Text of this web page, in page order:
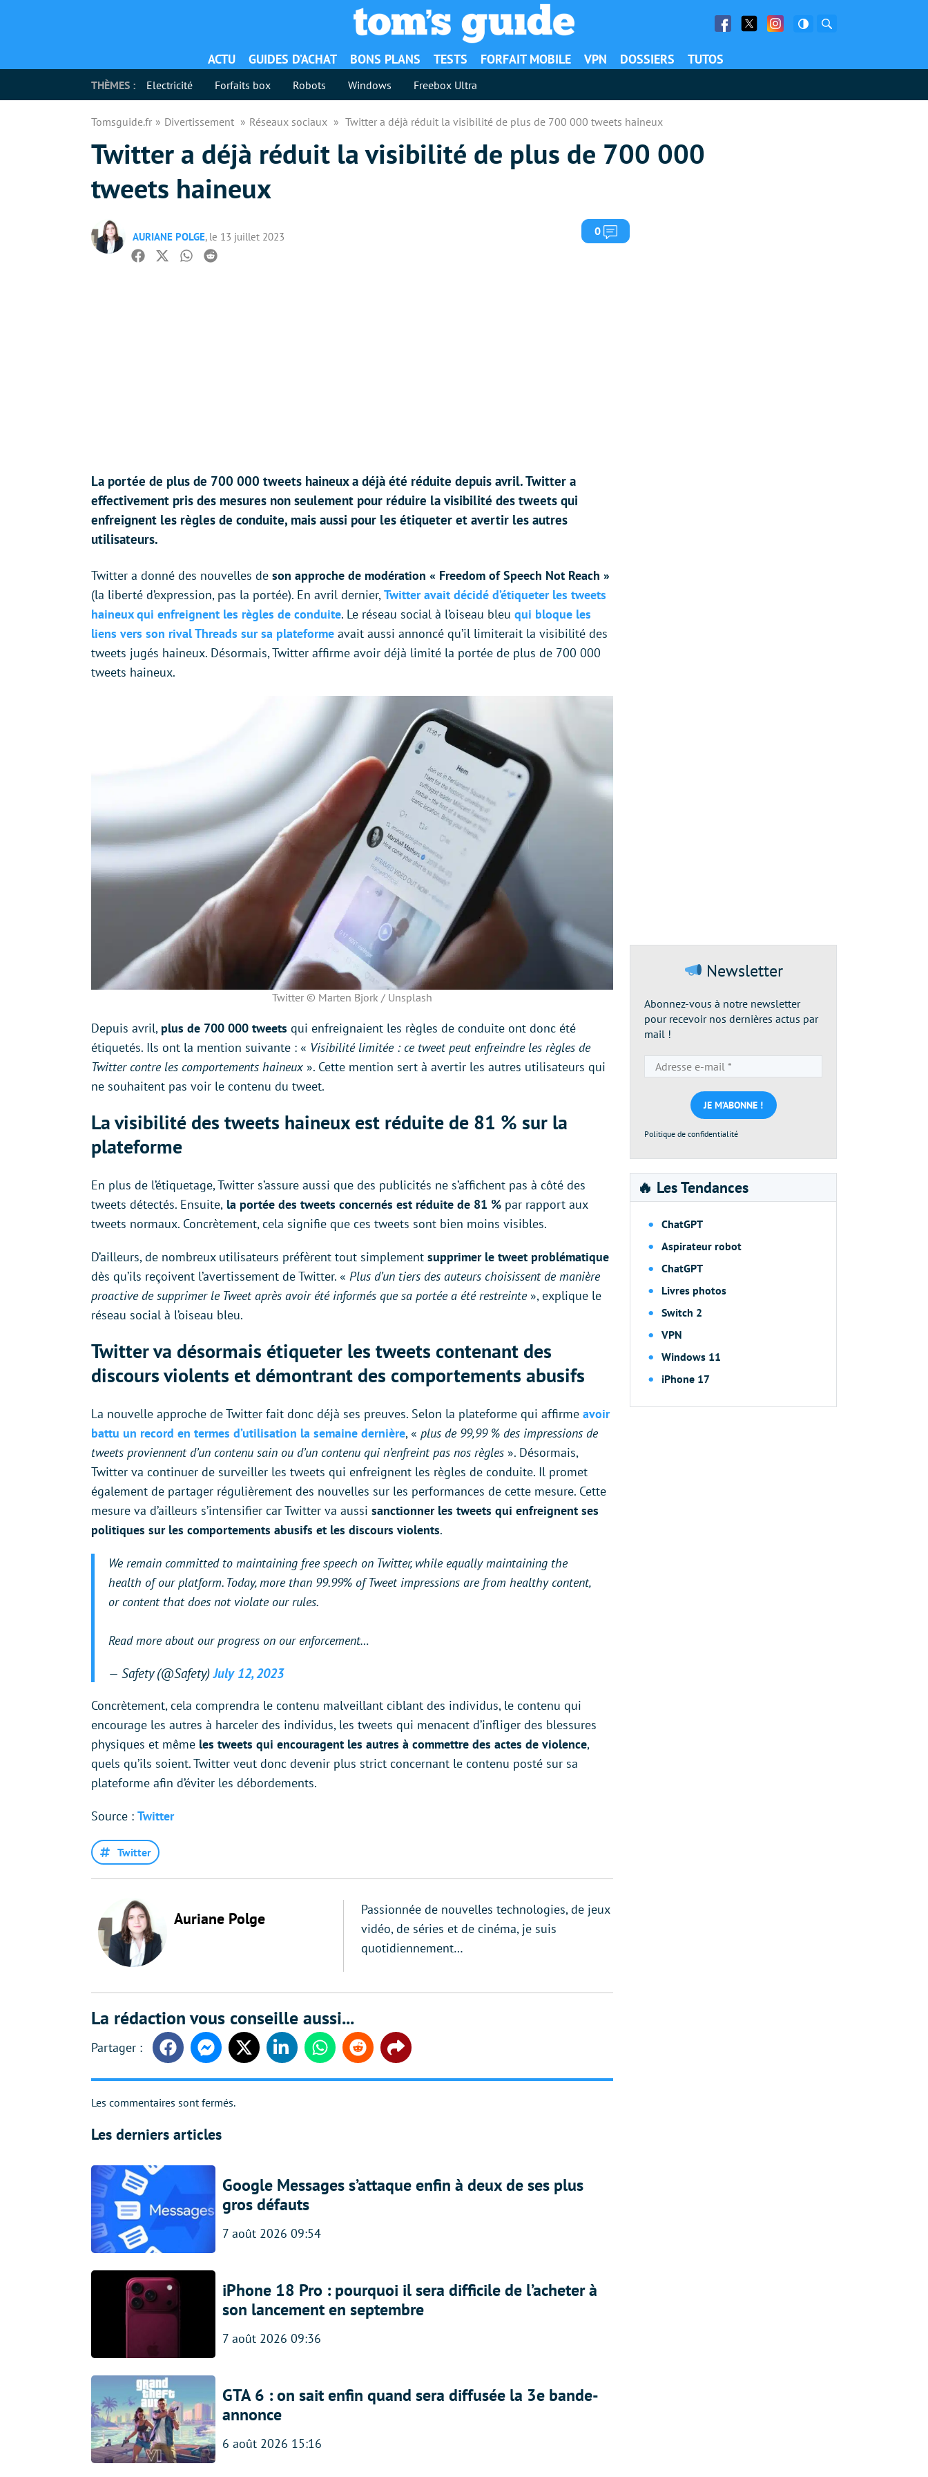
Facebook
Twitter Facebook
ACTU GUIDES D’ACHAT BONS PLANS TESTS FORFAIT MOBILE VPN DOSSIERS TUTOS
THÈMES : Electricité Forfaits box Robots Windows Freebox Ultra
Tomsguide.fr Divertissement Réseaux sociaux Twitter a déjà réduit la visibilité de plus de 700 000 tweets haineux
Twitter a déjà réduit la visibilité de plus de 700 000
tweets haineux
AURIANE POLGE, le 13 juillet 2023 0 Commentaires
Facebook
TwitterWhatsapp
Reddit
La portée de plus de 700 000 tweets haineux a déjà été réduite depuis avril. Twitter a
effectivement pris des mesures non seulement pour réduire la visibilité des tweets qui
enfreignent les règles de conduite, mais aussi pour les étiqueter et avertir les autres
utilisateurs.
Twitter a donné des nouvelles de son approche de modération « Freedom of Speech Not Reach »
(la liberté d’expression, pas la portée). En avril dernier,Twitter avait décidé d’étiqueter les tweets
haineux qui enfreignent les règles de conduite. Le réseau social à l’oiseau bleu qui bloque les
liens vers son rival Threads sur sa plateforme avait aussi annoncé qu’il limiterait la visibilité des
tweets jugés haineux. Désormais, Twitter affirme avoir déjà limité la portée de plus de 700 000
tweets haineux.
Twitter © Marten Bjork / Unsplash
Depuis avril, plus de 700 000 tweets qui enfreignaient les règles de conduite ont donc été
étiquetés. Ils ont la mention suivante : « Visibilité limitée : ce tweet peut enfreindre les règles de
Twitter contre les comportements haineux ». Cette mention sert à avertir les autres utilisateurs qui
ne souhaitent pas voir le contenu du tweet.
La visibilité des tweets haineux est réduite de 81 % sur la
plateforme
En plus de l’étiquetage, Twitter s’assure aussi que des publicités ne s’affichent pas à côté des
tweets détectés. Ensuite, la portée des tweets concernés est réduite de 81 % par rapport aux
tweets normaux. Concrètement, cela signifie que ces tweets sont bien moins visibles.
D’ailleurs, de nombreux utilisateurs préfèrent tout simplement supprimer le tweet problématique
dès qu’ils reçoivent l’avertissement de Twitter. « Plus d’un tiers des auteurs choisissent de manière
proactive de supprimer le Tweet après avoir été informés que sa portée a été restreinte », explique le
réseau social à l’oiseau bleu.
Twitter va désormais étiqueter les tweets contenant des
discours violents et démontrant des comportements abusifs
La nouvelle approche de Twitter fait donc déjà ses preuves. Selon la plateforme qui affirme avoir
battu un record en termes d’utilisation la semaine dernière, « plus de 99,99 % des impressions de
tweets proviennent d’un contenu sain ou d’un contenu qui n’enfreint pas nos règles ». Désormais,
Twitter va continuer de surveiller les tweets qui enfreignent les règles de conduite. Il promet
également de partager régulièrement des nouvelles sur les performances de cette mesure. Cette
mesure va d’ailleurs s’intensifier car Twitter va aussi sanctionner les tweets qui enfreignent ses
politiques sur les comportements abusifs et les discours violents.
We remain committed to maintaining free speech on Twitter, while equally maintaining the
health of our platform. Today, more than 99.99% of Tweet impressions are from healthy content,
or content that does not violate our rules.
Read more about our progress on our enforcement…
— Safety (@Safety)July 12, 2023
Concrètement, cela comprendra le contenu malveillant ciblant des individus, le contenu qui
encourage les autres à harceler des individus, les tweets qui menacent d’infliger des blessures
physiques et même les tweets qui encouragent les autres à commettre des actes de violence,
quels qu’ils soient. Twitter veut donc devenir plus strict concernant le contenu posté sur sa
plateforme afin d’éviter les débordements.
Source : Twitter
Twitter
Auriane Polge
Passionnée de nouvelles technologies, de jeux
vidéo, de séries et de cinéma, je suis
quotidiennement…
La rédaction vous conseille aussi...
FacebookMessengerTwitter LinkedinWhatsappReddit Share
Les commentaires sont fermés.
Les derniers articles
Google Messages s’attaque enfin à deux de ses plus
gros défauts
7 août 2026 09:54
iPhone 18 Pro : pourquoi il sera difficile de l’acheter à
son lancement en septembre
7 août 2026 09:36
GTA 6 : on sait enfin quand sera diffusée la 3e bande-
annonce
6 août 2026 15:16
Newsletter
Abonnez-vous à notre newsletter
pour recevoir nos dernières actus par
mail !
e-
mail
*
Politique de confidentialité
🔥 Les Tendances
ChatGPT
Aspirateur robot
ChatGPT
Livres photos
Switch 2
VPN
Windows 11
iPhone 17